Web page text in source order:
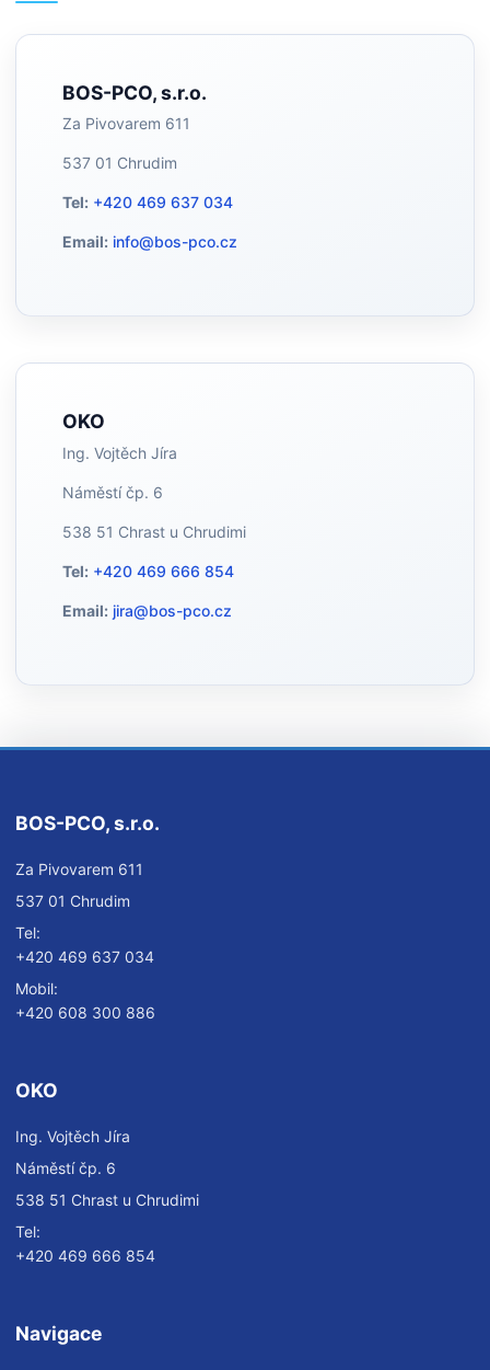
BOS-PCO, s.r.o.
Za Pivovarem 611
537 01 Chrudim
Tel: +420 469 637 034
Email: info@bos-pco.cz
OKO
Ing. Vojtěch Jíra
Náměstí čp. 6
538 51 Chrast u Chrudimi
Tel: +420 469 666 854
Email: jira@bos-pco.cz
BOS-PCO, s.r.o.
Za Pivovarem 611
537 01 Chrudim
Tel:
+420 469 637 034
Mobil:
+420 608 300 886
OKO
Ing. Vojtěch Jíra
Náměstí čp. 6
538 51 Chrast u Chrudimi
Tel:
+420 469 666 854
Navigace